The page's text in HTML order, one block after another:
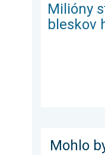
Milióny
bleskov
Mohlo